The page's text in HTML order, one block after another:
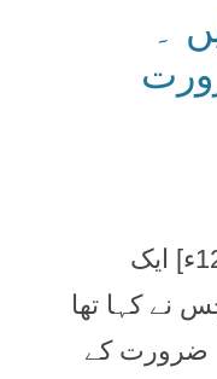
۔
[1210 تا 1268ء] ايک
نے کہا تھا
ضرورت کے